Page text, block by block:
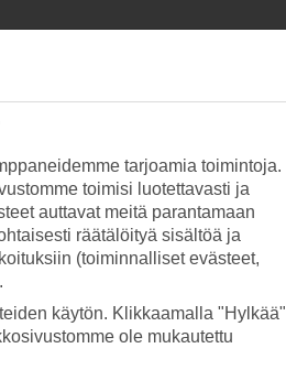
tarjoamia toimintoja.
toimisi luotettavasti ja
auttavat meitä parantamaan
räätälöityä sisältöä ja
(toiminnalliset evästeet,
käytön. Klikkaamalla "Hylkää"
ole mukautettu